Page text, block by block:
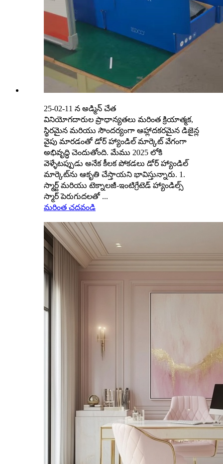
25-02-11 న అడ్మిన్ చేత
వినియోగదారుల ప్రాధాన్యతలు మరింత క్రియాత్మక,
స్థిరమైన మరియు సౌందర్యంగా ఆహ్లాదకరమైన డిజైన్ల
వైపు మారడంతో డోర్ హ్యాండిల్ మార్కెట్ వేగంగా
అభివృద్ధి చెందుతోంది. మేము 2025 లోకి
వెళ్ళేటప్పుడు అనేక కీలక పోకడలు డోర్ హ్యాండిల్
మార్కెట్‌ను ఆకృతి చేస్తాయని భావిస్తున్నారు. 1.
స్మార్ట్ మరియు టెక్నాలజీ-ఇంటిగ్రేటెడ్ హ్యాండిల్స్
స్మార్ పెరుగుదలతో ...
మరింత చదవండి